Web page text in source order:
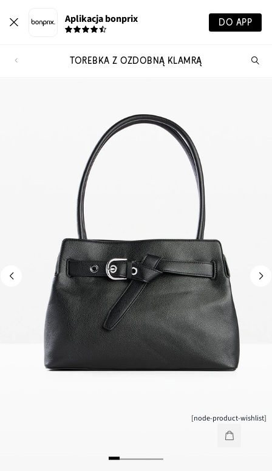
Aplikacja bonprix DO APP
TOREBKA Z OZDOBNĄ KLAMRĄ
[node-product-wishlist]